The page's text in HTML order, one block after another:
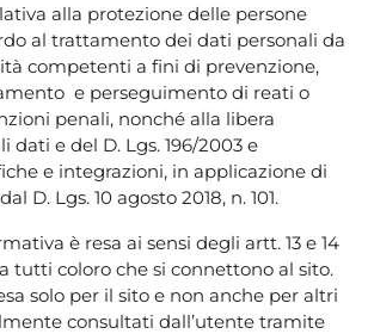
alla protezione delle persone
al trattamento dei dati personali da
competenti a fini di prevenzione,
e perseguimento di reati o
penali, nonché alla libera
dati e del D. Lgs. 196/2003 e
e integrazioni, in applicazione di
D. Lgs. 10 agosto 2018, n. 101.
è resa ai sensi degli artt. 13 e 14
tutti coloro che si connettono al sito.
solo per il sito e non anche per altri
consultati dall’utente tramite